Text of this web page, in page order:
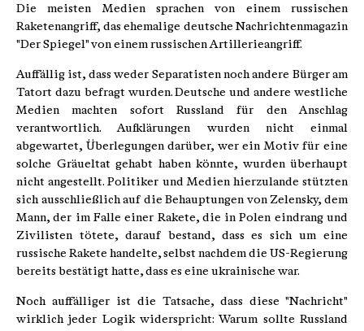
Die meisten Medien sprachen von einem russischen
Raketenangriff, das ehemalige deutsche Nachrichtenmagazin
"Der Spiegel" von einem russischen Artillerieangriff.
Auffällig ist, dass weder Separatisten noch andere Bürger am
Tatort dazu befragt wurden. Deutsche und andere westliche
Medien machten sofort Russland für den Anschlag
verantwortlich. Aufklärungen wurden nicht einmal
abgewartet, Überlegungen darüber, wer ein Motiv für eine
solche Gräueltat gehabt haben könnte, wurden überhaupt
nicht angestellt. Politiker und Medien hierzulande stützten
sich ausschließlich auf die Behauptungen von Zelensky, dem
Mann, der im Falle einer Rakete, die in Polen eindrang und
Zivilisten tötete, darauf bestand, dass es sich um eine
russische Rakete handelte, selbst nachdem die US-Regierung
bereits bestätigt hatte, dass es eine ukrainische war.
Noch auffälliger ist die Tatsache, dass diese "Nachricht"
wirklich jeder Logik widerspricht: Warum sollte Russland